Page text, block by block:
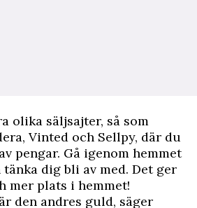
olika säljsajter, så som
Vinted och Sellpy, där du
pengar. Gå igenom hemmet
tänka dig bli av med. Det ger
mer plats i hemmet!
den andres guld, säger